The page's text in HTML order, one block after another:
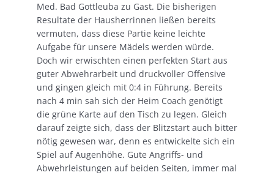
Med. Bad Gottleuba zu Gast. Die bisherigen
Resultate der Hausherrinnen ließen bereits
vermuten, dass diese Partie keine leichte
Aufgabe für unsere Mädels werden würde.
Doch wir erwischten einen perfekten Start aus
guter Abwehrarbeit und druckvoller Offensive
und gingen gleich mit 0:4 in Führung. Bereits
nach 4 min sah sich der Heim Coach genötigt
die grüne Karte auf den Tisch zu legen. Gleich
darauf zeigte sich, dass der Blitzstart auch bitter
nötig gewesen war, denn es entwickelte sich ein
Spiel auf Augenhöhe. Gute Angriffs- und
Abwehrleistungen auf beiden Seiten, immer mal